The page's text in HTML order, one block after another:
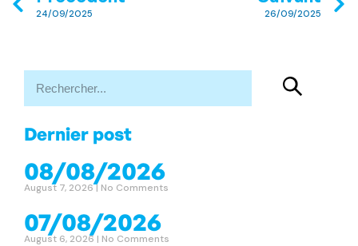
24/09/2025 26/09/2025
Dernier post
08/08/2026
August 7, 2026 No Comments
07/08/2026
August 6, 2026 No Comments